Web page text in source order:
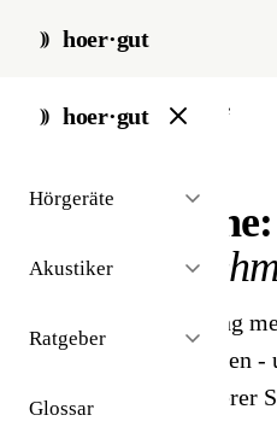
hoer·gut
hoer·gut
Hörgeräte
Akustiker
Ratgeber
Glossar
start / ratgeber / sinnesorgane
Sinnesorgane:
Welt
Warum Wahrnehmung
Empfangen von Reizen
Zusammenspiel unserer